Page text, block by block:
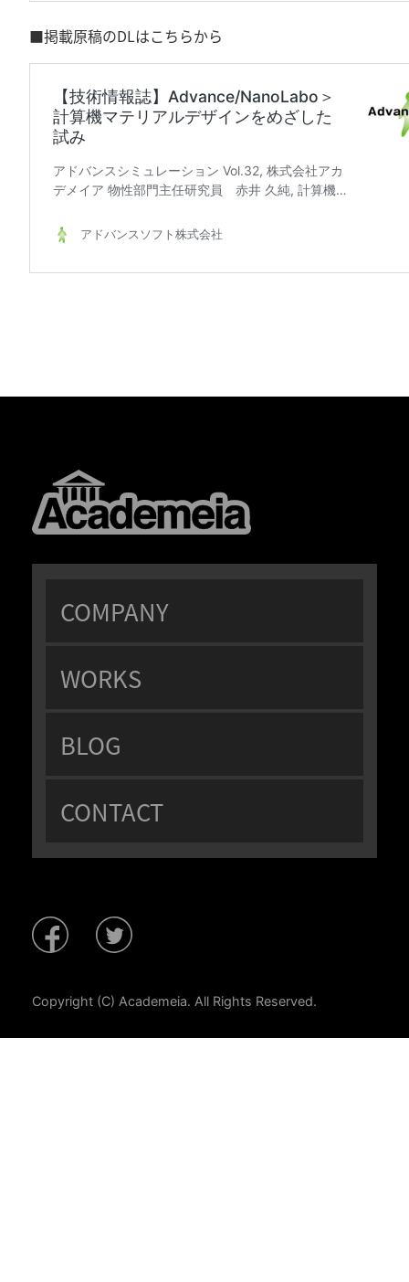
■掲載原稿のDLはこちらから
COMPANY
WORKS
BLOG
CONTACT
Copyright (C) Academeia. All Rights Reserved.